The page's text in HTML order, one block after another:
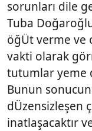
sorunları dile
Tuba
öğÜt verme ve
vakti olarak
tutumlar yeme
Bunun
dÜzensizleşen
inatlaşacaktır